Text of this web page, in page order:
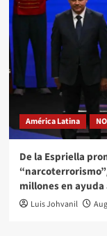
América Latina
De la Espriella
millones en ayuda
Luis Johvanil